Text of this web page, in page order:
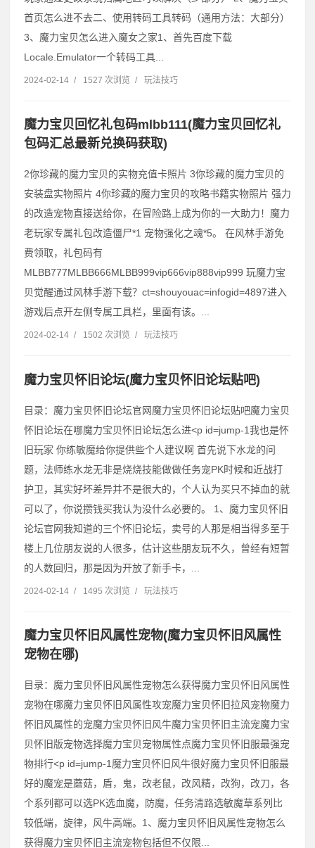
首页怎么进不去二、使用转码工具转码（通用方法：大部分）
3、魔力宝贝怎么进入魔女之家1、首先百度下载
Locale.Emulator一个转码工具...
2024-02-14 / 1527 次浏览 / 玩法技巧
魔力宝贝回忆礼包码mlbb111(魔力宝贝回忆礼
包码汇总最新兑换码获取)
2你珍藏的魔力宝贝的实物充值卡照片 3你珍藏的魔力宝贝的
安装盘实物照片 4你珍藏的魔力宝贝的攻略书籍实物照片 强力
的改造宠物直接送给你，在冒险路上成为你的一大助力！魔力
老玩家专属礼包改造僵尸*1 宠物强化之魂*5。 在风林手游免
费领取，礼包码有
MLBB777MLBB666MLBB999vip666vip888vip999 玩魔力宝
贝觉醒通过风林手游下载？ct=shouyouac=infogid=4897进入
游戏后点开左侧专属工具栏，里面有该。...
2024-02-14 / 1502 次浏览 / 玩法技巧
魔力宝贝怀旧论坛(魔力宝贝怀旧论坛贴吧)
目录：魔力宝贝怀旧论坛官网魔力宝贝怀旧论坛贴吧魔力宝贝
怀旧论坛在哪魔力宝贝怀旧论坛怎么进˂p id=jump-1我也是怀
旧玩家 你练敏魔给你提供些个人建议啊 首先说下水龙的问
题，法师练水龙无非是烧烧技能做做任务宠PK时候和近战打
护卫，其实好坏差异并不是很大的，个人认为买只不掉血的就
可以了，你说攒钱买我认为没什么必要的。 1、魔力宝贝怀旧
论坛官网我知道的三个怀旧论坛，卖号的人那是相当得多至于
楼上几位朋友说的人很多，估计这些朋友玩不久，曾经有短暂
的人数回归，那是因为开放了新手卡，...
2024-02-14 / 1495 次浏览 / 玩法技巧
魔力宝贝怀旧风属性宠物(魔力宝贝怀旧风属性
宠物在哪)
目录：魔力宝贝怀旧风属性宠物怎么获得魔力宝贝怀旧风属性
宠物在哪魔力宝贝怀旧风属性攻宠魔力宝贝怀旧拉风宠物魔力
怀旧风属性的宠魔力宝贝怀旧风牛魔力宝贝怀旧主流宠魔力宝
贝怀旧版宠物选择魔力宝贝宠物属性点魔力宝贝怀旧服最强宠
物排行˂p id=jump-1魔力宝贝怀旧风牛很好魔力宝贝怀旧服最
好的魔宠是蘑菇，盾，鬼，改老鼠，改风精，改狗，改刀，各
个系列都可以选PK选血魔，防魔，任务清路选敏魔草系列比
较低端，旋律，风牛高端。1、魔力宝贝怀旧风属性宠物怎么
获得魔力宝贝怀旧主流宠物包括但不仅限...